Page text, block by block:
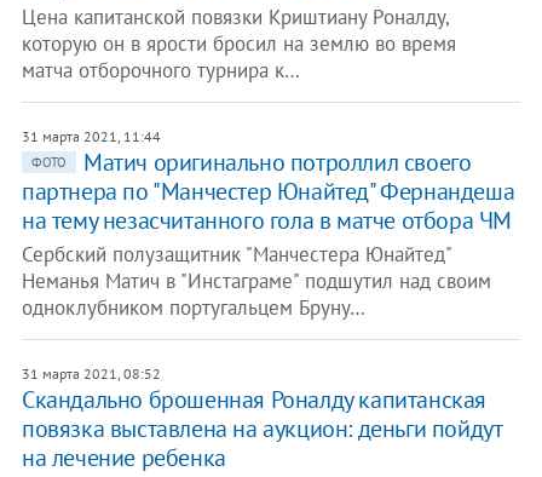
Цена капитанской повязки Криштиану Роналду,
которую он в ярости бросил на землю во время
матча отборочного турнира к…
31 марта 2021, 11:44
ФОТО
Матич оригинально потроллил своего
партнера по "Манчестер Юнайтед" Фернандеша
на тему незасчитанного гола в матче отбора ЧМ
Сербский полузащитник "Манчестера Юнайтед"
Неманья Матич в "Инстаграме" подшутил над своим
одноклубником португальцем Бруну…
31 марта 2021, 08:52
Скандально брошенная Роналду капитанская
повязка выставлена на аукцион: деньги пойдут
на лечение ребенка